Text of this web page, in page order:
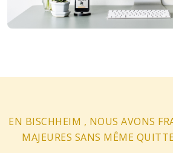
EN BISCHHEIM , NOUS AVONS
MAJEURES SANS MÊME